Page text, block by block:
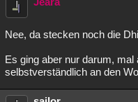
Nee, da stecken noch die
Es ging aber nur darum,
selbstverständlich an den